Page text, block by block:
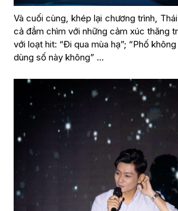
Và cuối cùng, khép lại chương trình,
cả đắm chìm với những cảm xúc thăng
với loạt hit: “Đi qua mùa hạ”; “Phố
dùng số này không” …